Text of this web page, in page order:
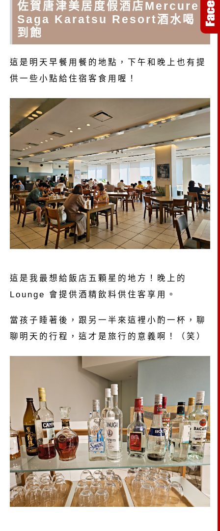
佐賀唐津美居度假酒店Mercure
Saga Karatsu Resort酒水喝
到飽
這是明天早餐用餐的地點，下午和晚上也有提
供一些小點給住宿客食用喔！
這是我最想給飯店五顆星的地方！晚上的
Lounge 會提供酒精飲料供住客享用。
當孩子睡著後，跟另一半來這裡小酌一杯，聊
聊明天的行程，這才是旅行的意義啊！（笑）